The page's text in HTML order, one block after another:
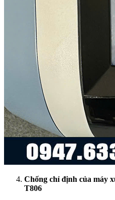
Chống chỉ định của máy
T806